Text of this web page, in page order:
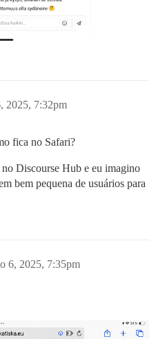
2025, 7:32pm
fica no Safari?
Discourse Hub e eu imagino
bem pequena de usuários para
6, 2025, 7:35pm